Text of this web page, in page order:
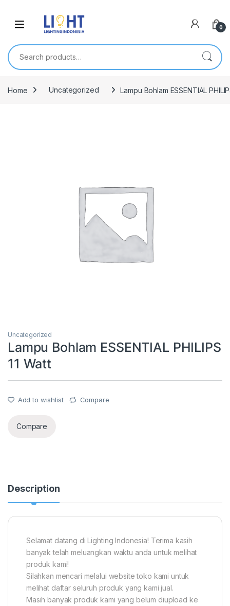
0
Search for:
Home Uncategorized Lampu Bohlam ESSENTIAL
Uncategorized
Lampu Bohlam ESSENTIAL PHILIPS
11 Watt
Add to wishlist Compare
Compare
Description
Selamat datang di Lighting Indonesia! Terima kasih
banyak telah meluangkan waktu anda untuk melihat
produk kami!
Silahkan mencari melalui website toko kami untuk
melihat daftar seluruh produk yang kami jual.
Masih banyak produk kami yang belum diupload ke